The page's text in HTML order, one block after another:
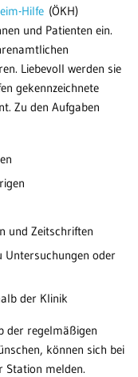
Hilfe (ÖKH)
und Patienten ein.
Liebevoll werden sie
gekennzeichnete
Zu den Aufgaben
und Zeitschriften
Untersuchungen oder
der Klinik
der regelmäßigen
können sich bei
Station melden.